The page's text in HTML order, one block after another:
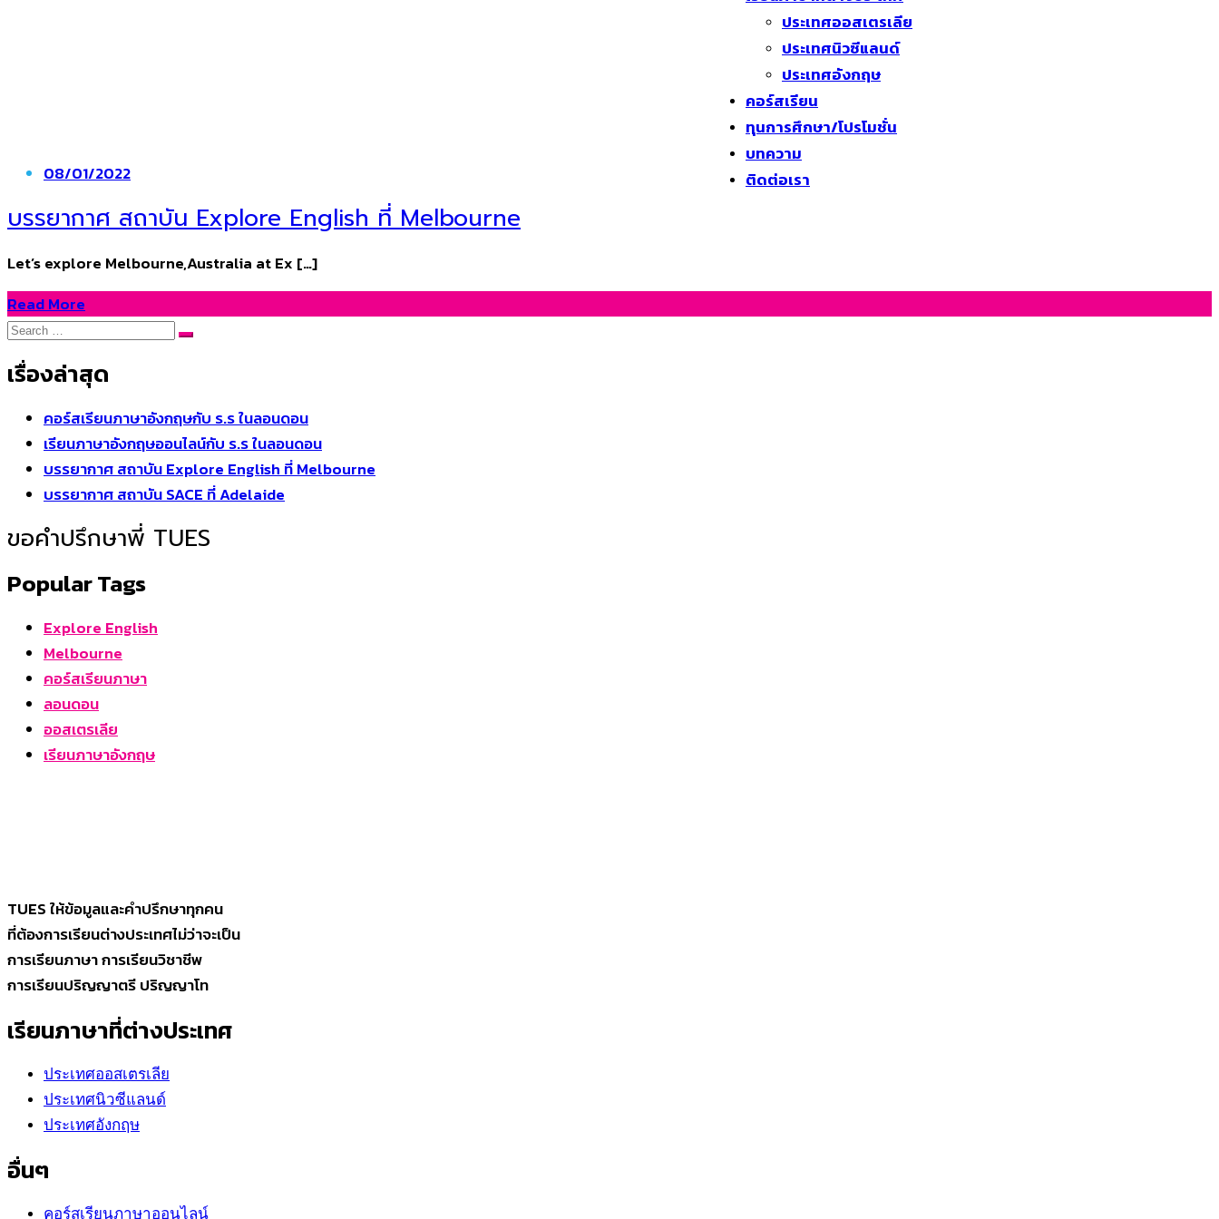
ประเทศออสเตรเลีย
ประเทศนิวซีแลนด์
ประเทศอังกฤษ
คอร์สเรียน
ทุนการศึกษา/โปรโมชั่น
บทความ
ติดต่อเรา
Posted
08/01/2022
บรรยากาศ สถาบัน Explore English ที่ Melbourne
Let’s explore Melbourne,Australia at Ex […]
Read More
Search
Search
เรื่องล่าสุด
คอร์สเรียนภาษาอังกฤษกับ ร.ร ในลอนดอน
เรียนภาษาอังกฤษออนไลน์กับ ร.ร ในลอนดอน
บรรยากาศ สถาบัน Explore English ที่ Melbourne
บรรยากาศ สถาบัน SACE ที่ Adelaide
ขอคำปรึกษาพี่ TUES
Popular Tags
Explore English
Melbourne
คอร์สเรียนภาษา
ลอนดอน
ออสเตรเลีย
เรียนภาษาอังกฤษ
TUES ให้ข้อมูลและคำปรึกษาทุกคน
ที่ต้องการเรียนต่างประเทศไม่ว่าจะเป็น
การเรียนภาษา การเรียนวิชาชีพ
การเรียนปริญญาตรี ปริญญาโท
เรียนภาษาที่ต่างประเทศ
ประเทศออสเตรเลีย
ประเทศนิวซีแลนด์
ประเทศอังกฤษ
อื่นๆ
คอร์สเรียนภาษาออนไลน์